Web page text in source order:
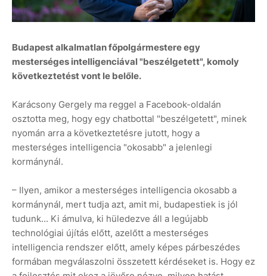
Budapest alkalmatlan főpolgármestere egy
mesterséges intelligenciával "beszélgetett", komoly
következtetést vont le belőle.
Karácsony Gergely ma reggel a Facebook-oldalán
osztotta meg, hogy egy chatbottal "beszélgetett", minek
nyomán arra a következtetésre jutott, hogy a
mesterséges intelligencia "okosabb" a jelenlegi
kormánynál.
– Ilyen, amikor a mesterséges intelligencia okosabb a
kormánynál, mert tudja azt, amit mi, budapestiek is jól
tudunk... Ki ámulva, ki hüledezve áll a legújabb
technológiai újítás előtt, azelőtt a mesterséges
intelligencia rendszer előtt, amely képes párbeszédes
formában megválaszolni összetett kérdéseket is. Hogy ez